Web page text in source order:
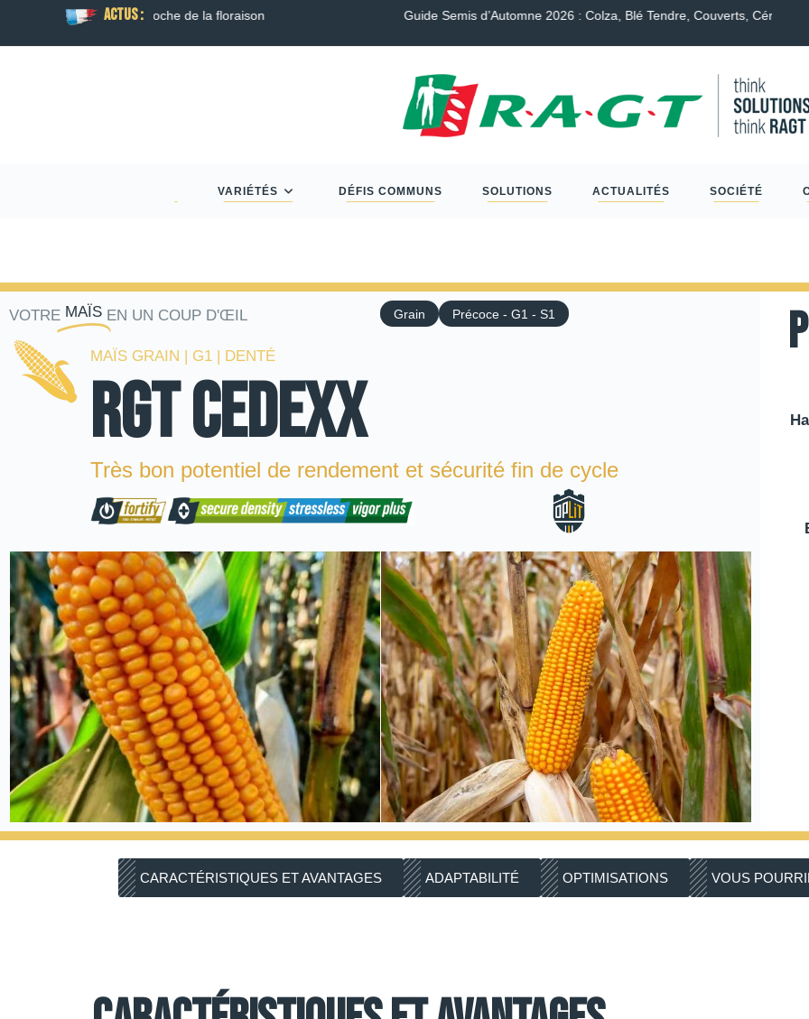
ACTUS : Guide Semis d’Automne 2026 : Colza, Blé Tendre, Couverts, Céréales à paille et Protéagineux…
VARIÉTÉS DÉFIS COMMUNS SOLUTIONS ACTUALITÉS SOCIÉTÉ
VOTRE MAÏS EN UN COUP D'ŒIL Grain Précoce - G1 - S1
MAÏS GRAIN | G1 | DENTÉ
RGT CEDEXX
Très bon potentiel de rendement et sécurité fin de cycle
CARACTÉRISTIQUES ET AVANTAGES ADAPTABILITÉ OPTIMISATIONS VOUS